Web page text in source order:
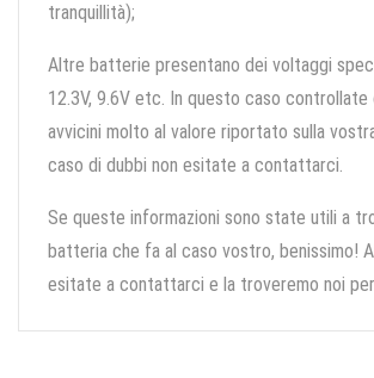
tranquillità);
Altre batterie presentano dei voltaggi
12.3V, 9.6V etc. In questo caso controllate
avvicini molto al valore riportato sulla
caso di dubbi non esitate a contattarci.
Se queste informazioni sono state utili a
batteria che fa al caso vostro, benissimo!
esitate a contattarci e la troveremo noi